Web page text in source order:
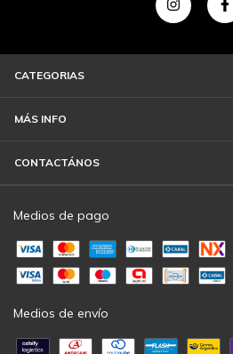
CATEGORIAS
MÁS INFO
CONTACTÁNOS
Medios de pago
Medios de envío